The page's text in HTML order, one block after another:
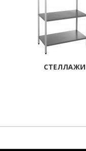
СТЕЛЛАЖИ